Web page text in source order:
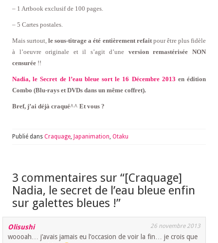
– 1 Artbook exclusif de 100 pages.
– 5 Cartes postales.
Mais surtout,le sous-titrage a été entièrement refaitpour être plus fidèle
à l’oeuvre originale et il s’agit d’une version remastérisée NON
censurée !!
Nadia, le Secret de l’eau bleue sort le 16 Décembre 2013 en édition
Combo (Blu-rays et DVDs dans un même coffret).
Bref, j’ai déjà craqué^^ Et vous ?
Publié dans Craquage, Japanimation, Otaku
3 commentaires sur “[Craquage]
Nadia, le secret de l’eau bleue enfin
sur galettes bleues !”
Olisushi 26 novembre 2013
woooah… j’avais jamais eu l’occasion de voir la fin… je crois que